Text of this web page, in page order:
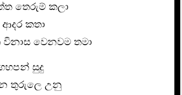
තෙරුම් කලා
ආදර කතා
වෙනවම තමා
සුදු
තුරුලෙ උනු